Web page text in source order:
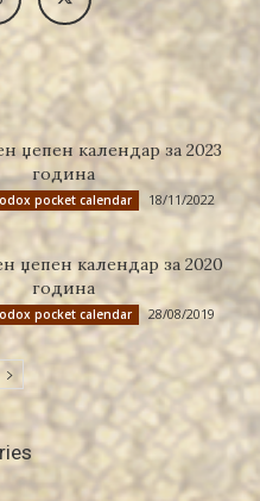
џепен календар за 2023
година
pocket calendar 18/11/2022
џепен календар за 2020
година
pocket calendar 28/08/2019